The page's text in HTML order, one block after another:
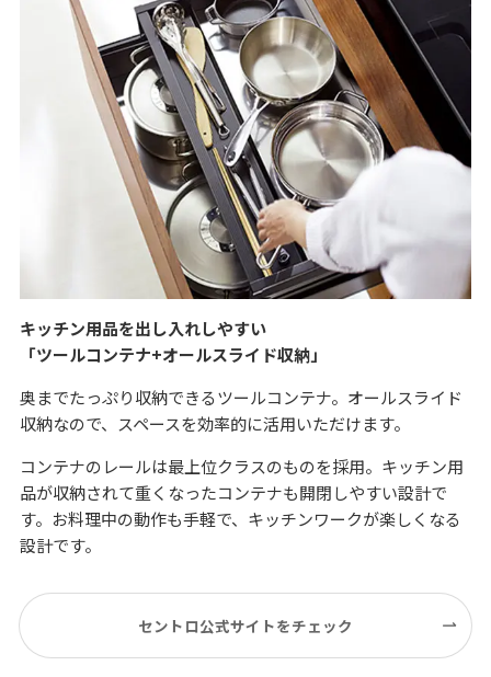
キッチン用品を出し入れしやすい
「ツールコンテナ+オールスライド収納」
奥までたっぷり収納できるツールコンテナ。オールスライド
収納なので、スペースを効率的に活用いただけます。
コンテナのレールは最上位クラスのものを採用。キッチン用
品が収納されて重くなったコンテナも開閉しやすい設計で
す。お料理中の動作も手軽で、キッチンワークが楽しくなる
設計です。
セントロ公式サイトをチェック